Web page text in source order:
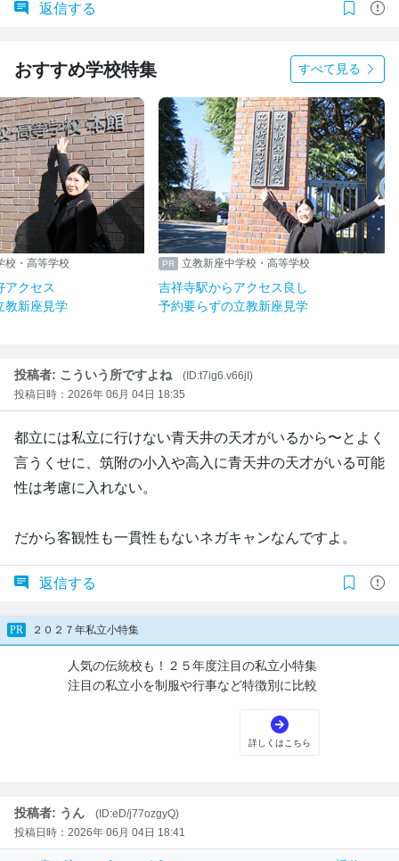
返信する
おすすめ学校特集 すべて見る
校・高等学校
アクセス
教新座見学
立教新座中学校・高等学校
吉祥寺駅からアクセス良し
予約要らずの立教新座見学
投稿者: こういう所ですよね
(ID:t7ig6.v66jI)
投稿日時：2026年 06月 04日 18:35
都立には私立に行けない青天井の天才がいるから〜とよく
言うくせに、筑附の小入や高入に青天井の天才がいる可能
性は考慮に入れない。
だから客観性も一貫性もないネガキャンなんですよ。
返信する
投稿者: うん
(ID:eD/j77ozgyQ)
投稿日時：2026年 06月 04日 18:41